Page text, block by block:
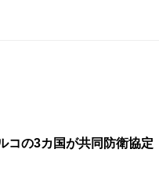
コの3カ国が共同防衛協